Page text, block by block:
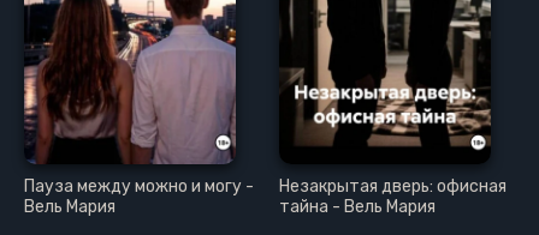
Пауза между можно и могу -
Вель Мария
Незакрытая дверь: офисная
тайна - Вель Мария